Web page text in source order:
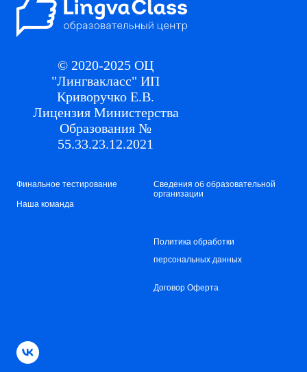
© 2020-2025 ОЦ
"Лингвакласс" ИП
Криворучко Е.В.
Лицензия Министерства
Образования №
55.33.23.12.2021
Финальное тестирование
Наша команда
Сведения об образовательной
организации
Политика обработки
персональных данных
Договор Оферта